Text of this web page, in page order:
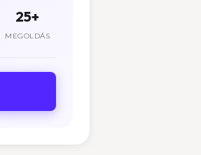
25+
MEGOLDÁS